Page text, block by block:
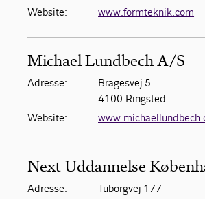
Website:
www.formteknik.com
Michael Lundbech A/S
Adresse:
Bragesvej 5
4100 Ringsted
Website:
Next Uddannelse
Adresse:
Tuborgvej 177